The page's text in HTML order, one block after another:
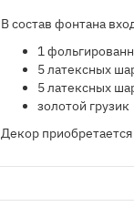
В состав фонтана
​1
5 латексных
5 латексных
золотой грузик
Декор